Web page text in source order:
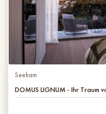
Seeham
DOMUS LIGNUM - Ihr Traum